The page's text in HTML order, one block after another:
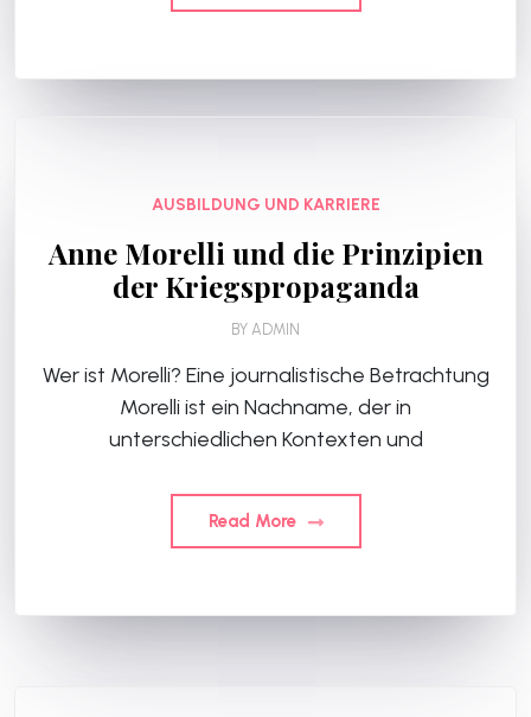
AUSBILDUNG UND KARRIERE
Anne Morelli und die Prinzipien
der Kriegspropaganda
BY ADMIN
Wer ist Morelli? Eine journalistische Betrachtung
Morelli ist ein Nachname, der in
unterschiedlichen Kontexten und
Read More